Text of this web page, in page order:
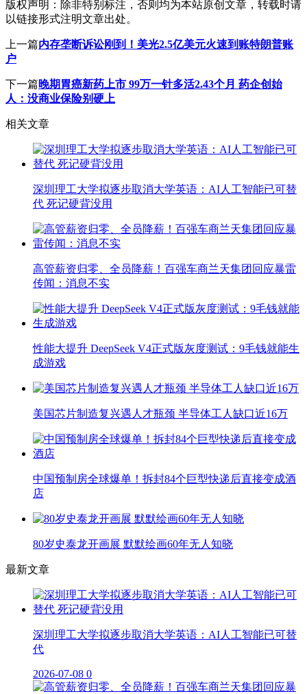
版权声明： 除非特别标注，否则均为本站原创文章，转载时请
以链接形式注明文章出处。
上一篇内存垄断诉讼刚到！美光2.5亿美元火速到账特朗普账
户
下一篇晚期胃癌新药上市 99万一针多活2.43个月 药企创始
人：没商业保险别硬上
相关文章
深圳理工大学拟逐步取消大学英语：AI人工智能已可替
代 死记硬背没用
高管薪资归零、全员降薪！百强车商兰天集团回应暴雷
传闻：消息不实
性能大提升 DeepSeek V4正式版灰度测试：9毛钱就能生
成游戏
美国芯片制造复兴遇人才瓶颈 半导体工人缺口近16万
中国预制房全球爆单！拆封84个巨型快递后直接变成酒
店
80岁史泰龙开画展 默默绘画60年无人知晓
最新文章
深圳理工大学拟逐步取消大学英语：AI人工智能已可替
代
2026-07-08 0